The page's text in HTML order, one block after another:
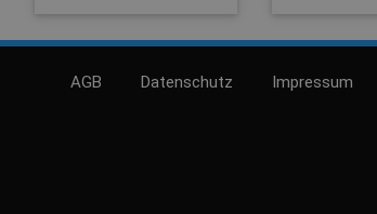
AGB Datenschutz Impressum